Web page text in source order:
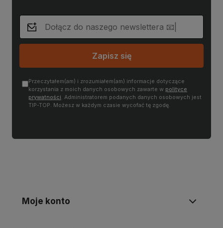
Zapisz się
Przeczytałem(am) i zrozumiałem(am) informacje dotyczące
korzystania z moich danych osobowych zawarte w polityce
prywatności. Administratorem podanych danych osobowych jest
TIP-TOP. Możesz w każdym czasie wycofać tę zgodę.
Moje konto